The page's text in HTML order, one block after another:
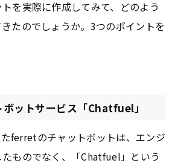
を実際に作成してみて、どのよう
たのでしょうか。3つのポイントを
ットサービス「Chatfuel」
ferretのチャットボットは、エンジ
ものでなく、「Chatfuel」という